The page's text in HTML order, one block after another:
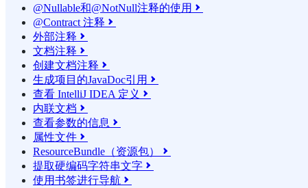
@Nullable和@NotNull注释的使用 
@Contract 注释 
外部注释 
文档注释 
创建文档注释 
生成项目的JavaDoc引用 
查看 IntelliJ IDEA 定义 
内联文档 
查看参数的信息 
属性文件 
ResourceBundle（资源包） 
提取硬编码字符串文字 
使用书签进行导航 